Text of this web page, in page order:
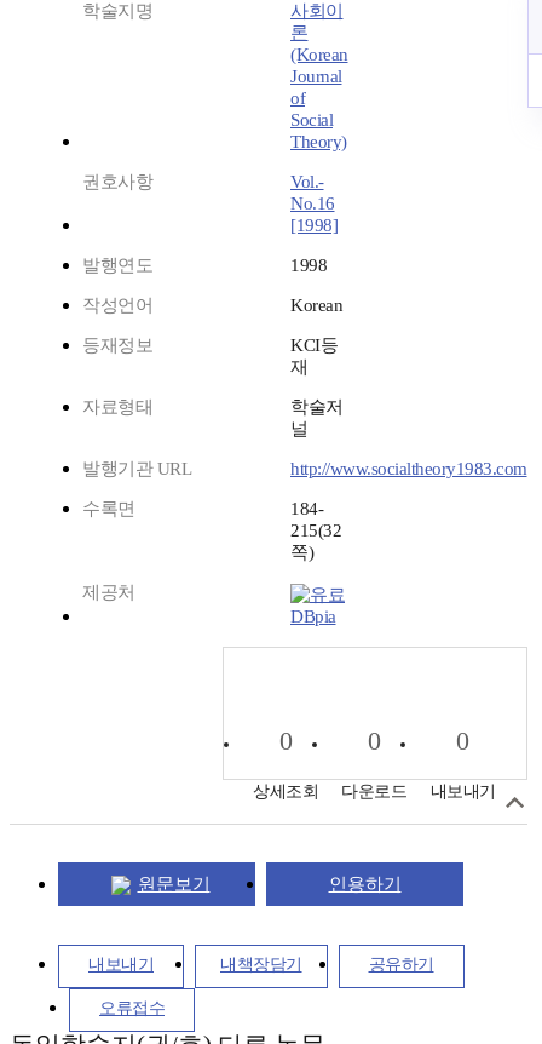
학술지명
사회이
론
(Korean
Journal
of
Social
Theory)
권호사항
Vol.-
No.16
[1998]
발행연도 1998
작성언어 Korean
등재정보
KCI등
재
자료형태
학술저
널
발행기관 URL http://www.socialtheory1983.com
수록면
184-
215(32
쪽)
제공처
DBpia
0
상세조회
0
다운로드
0
내보내기
원문보기 인용하기
내보내기 내책장담기 공유하기
오류접수